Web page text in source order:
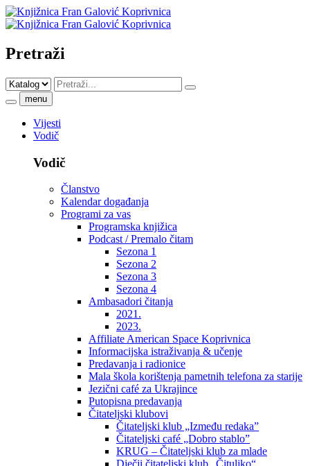
Pretraži
menu
Vijesti
Vodič
Vodič
Članstvo
Kalendar događanja
Programi za vas
Programska knjižica
Podcast / Premalo čitam
Sezona 1
Sezona 2
Sezona 3
Sezona 4
Ambasadori čitanja
2021.
2023.
Affiliate American Space Koprivnica
Informacijska istraživanja & učenje
Predavanja i radionice
Mala škola korištenja pametnih telefona za starije
Jezični café za Ukrajince
Putopisna predavanja
Čitateljski klubovi
Čitateljski klub „Između redaka”
Čitateljski café „Dobro stablo”
KRUG – Čitateljski klub za mlade